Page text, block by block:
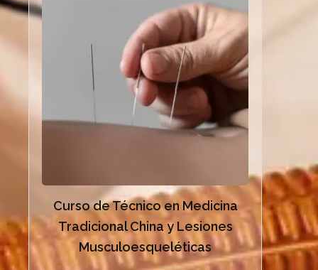
Curso de Técnico en Medicina
Tradicional China y Lesiones
Musculoesqueléticas